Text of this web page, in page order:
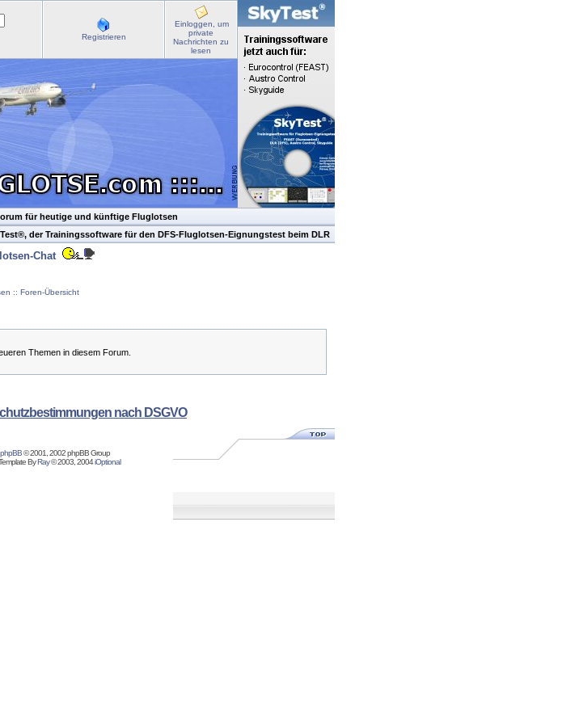
Registrieren
Einloggen, um
private
Nachrichten zu
lesen
für heutige und künftige Fluglotsen
der Trainingssoftware für den DFS-Fluglotsen-Eignungstest beim DLR
Chat
:: Foren-Übersicht
Themen in diesem Forum.
nach DSGVO
phpBB© 2001, 2002 phpBB Group
ByRay© 2003, 2004iOptional